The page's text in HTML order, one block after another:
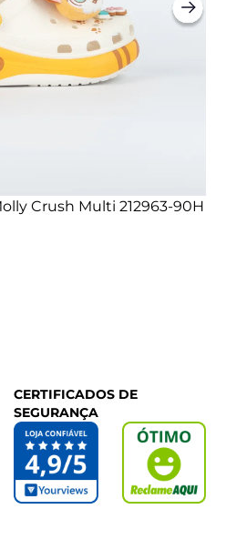
Crush Multi 212963-90H
CERTIFICADOS DE
SEGURANÇA